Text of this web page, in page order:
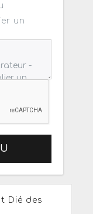
un
Dié des